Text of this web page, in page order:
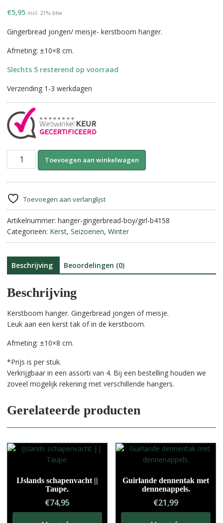
€5,95 incl. 21% btw
Gingerbread jongen/ meisje- kerstboom hanger.
Afmeting: ±10×8 cm.
Slechts 5 resterend op voorraad
Verzending 1-3 werkdagen
Kerstboom
meisje.
aantal
Toevoegen aan winkelwagen
n
a
i
:
Toevoegen aan verlanglijst
Artikelnummer: hanger-gingerbread-boy/girl-b4158
Categorieën: Kerst, Seizoenen, Winter
Beschrijving Beoordelingen (0)
Beschrijving
Kerstboom hanger. Gingerbread jongen of meisje.
Leuk aan een kerst tak of in de kerstboom.
Afmeting: ±10×8 cm.
*Prijs is per stuk.
Verkrijgbaar in een assorti van 4. Bij een bestelling houden we
zoveel mogelijk rekening met verschillende hangers.
Gerelateerde producten
IJslands schapenvacht ||
Taupe.
€74,95
Guirlande dennentak met
dennenappels.
€21,99